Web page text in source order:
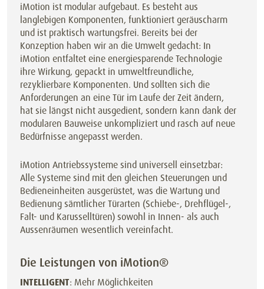
iMotion ist modular aufgebaut. Es besteht aus
langlebigen Komponenten, funktioniert geräuscharm
und ist praktisch wartungsfrei. Bereits bei der
Konzeption haben wir an die Umwelt gedacht: In
iMotion entfaltet eine energiesparende Technologie
ihre Wirkung, gepackt in umweltfreundliche,
rezyklierbare Komponenten. Und sollten sich die
Anforderungen an eine Tür im Laufe der Zeit ändern,
hat sie längst nicht ausgedient, sondern kann dank der
modularen Bauweise unkompliziert und rasch auf neue
Bedürfnisse angepasst werden.
iMotion Antriebssysteme sind universell einsetzbar:
Alle Systeme sind mit den gleichen Steuerungen und
Bedieneinheiten ausgerüstet, was die Wartung und
Bedienung sämtlicher Türarten (Schiebe-, Drehflügel-,
Falt- und Karusselltüren) sowohl in Innen- als auch
Aussenräumen wesentlich vereinfacht.
Die Leistungen von iMotion®
INTELLIGENT: Mehr Möglichkeiten